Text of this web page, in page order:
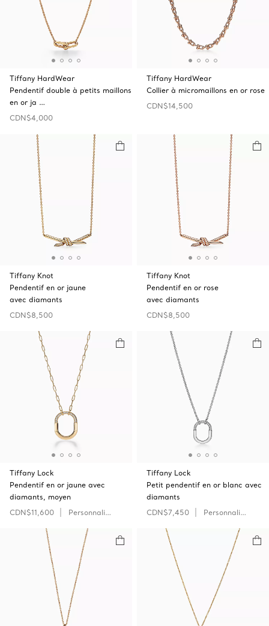
Tiffany HardWear
Pendentif double à petits maillons
en or ja …
CDN$4,000
Tiffany HardWear
Collier à micromaillons en or rose
CDN$14,500
Tiffany Knot
Pendentif en or jaune
avec diamants
CDN$8,500
Tiffany Knot
Pendentif en or rose
avec diamants
CDN$8,500
Tiffany Lock
Pendentif en or jaune avec
diamants, moyen
CDN$11,600
Personnaliser
Tiffany Lock
Petit pendentif en or blanc avec
diamants
CDN$7,450
Personnaliser